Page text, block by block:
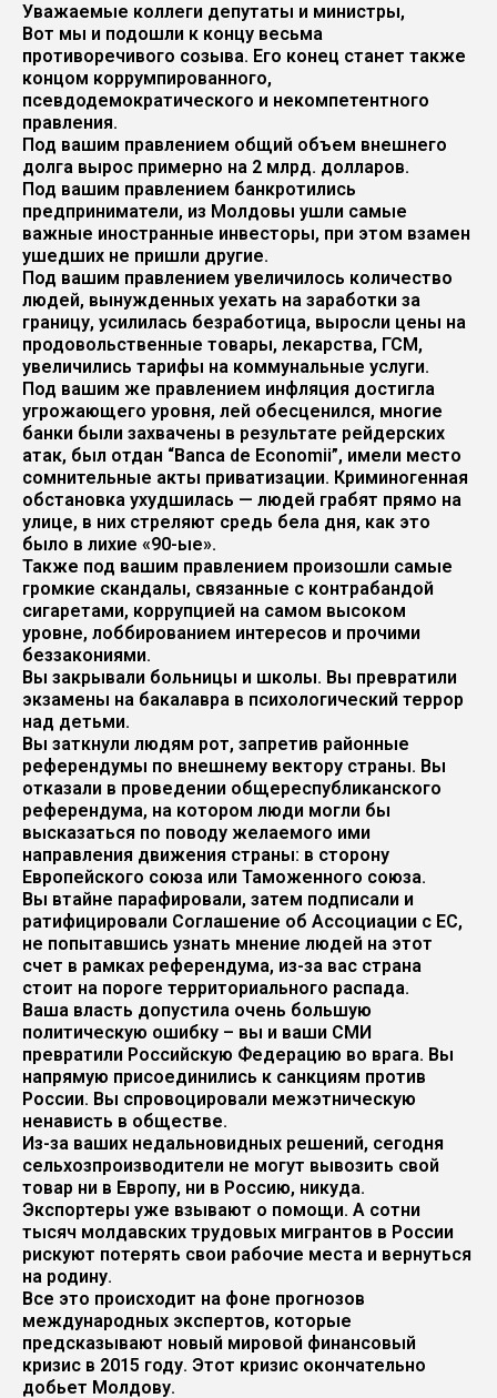
Уважаемые коллеги депутаты и министры,
Вот мы и подошли к концу весьма
противоречивого созыва. Его конец станет также
концом коррумпированного,
псевдодемократического и некомпетентного
правления.
Под вашим правлением общий объем внешнего
долга вырос примерно на 2 млрд. долларов.
Под вашим правлением банкротились
предприниматели, из Молдовы ушли самые
важные иностранные инвесторы, при этом взамен
ушедших не пришли другие.
Под вашим правлением увеличилось количество
людей, вынужденных уехать на заработки за
границу, усилилась безработица, выросли цены на
продовольственные товары, лекарства, ГСМ,
увеличились тарифы на коммунальные услуги.
Под вашим же правлением инфляция достигла
угрожающего уровня, лей обесценился, многие
банки были захвачены в результате рейдерских
атак, был отдан “Banca de Economii”, имели место
сомнительные акты приватизации. Криминогенная
обстановка ухудшилась — людей грабят прямо на
улице, в них стреляют средь бела дня, как это
было в лихие «90-ые».
Также под вашим правлением произошли самые
громкие скандалы, связанные с контрабандой
сигаретами, коррупцией на самом высоком
уровне, лоббированием интересов и прочими
беззакониями.
Вы закрывали больницы и школы. Вы превратили
экзамены на бакалавра в психологический террор
над детьми.
Вы заткнули людям рот, запретив районные
референдумы по внешнему вектору страны. Вы
отказали в проведении общереспубликанского
референдума, на котором люди могли бы
высказаться по поводу желаемого ими
направления движения страны: в сторону
Европейского союза или Таможенного союза.
Вы втайне парафировали, затем подписали и
ратифицировали Соглашение об Ассоциации с ЕС,
не попытавшись узнать мнение людей на этот
счет в рамках референдума, из-за вас страна
стоит на пороге территориального распада.
Ваша власть допустила очень большую
политическую ошибку – вы и ваши СМИ
превратили Российскую Федерацию во врага. Вы
напрямую присоединились к санкциям против
России. Вы спровоцировали межэтническую
ненависть в обществе.
Из-за ваших недальновидных решений, сегодня
сельхозпроизводители не могут вывозить свой
товар ни в Европу, ни в Россию, никуда.
Экспортеры уже взывают о помощи. А сотни
тысяч молдавских трудовых мигрантов в России
рискуют потерять свои рабочие места и вернуться
на родину.
Все это происходит на фоне прогнозов
международных экспертов, которые
предсказывают новый мировой финансовый
кризис в 2015 году. Этот кризис окончательно
добьет Молдову.